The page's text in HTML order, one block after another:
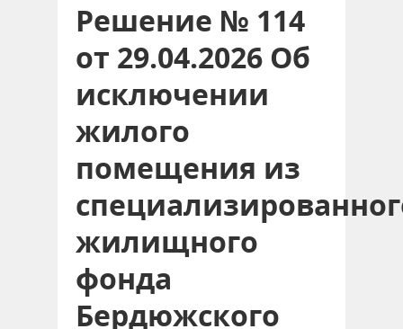
Решение № 114
от 29.04.2026 Об
исключении
жилого
помещения из
жилищного
фонда
Бердюжского